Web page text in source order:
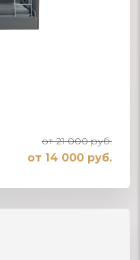
от 21 000 руб.
от 14 000 руб.